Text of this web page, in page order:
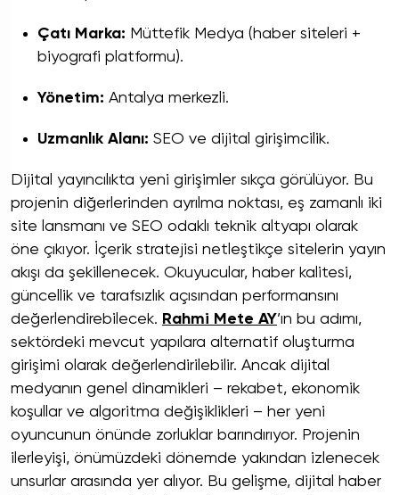
Çatı Marka: Müttefik Medya (haber siteleri +
biyografi platformu).
Yönetim: Antalya merkezli.
Uzmanlık Alanı: SEO ve dijital girişimcilik.
Dijital yayıncılıkta yeni girişimler sıkça görülüyor. Bu
projenin diğerlerinden ayrılma noktası, eş zamanlı iki
site lansmanı ve SEO odaklı teknik altyapı olarak
öne çıkıyor. İçerik stratejisi netleştikçe sitelerin yayın
akışı da şekillenecek. Okuyucular, haber kalitesi,
güncellik ve tarafsızlık açısından performansını
değerlendirebilecek. Rahmi Mete AY’ın bu adımı,
sektördeki mevcut yapılara alternatif oluşturma
girişimi olarak değerlendirilebilir. Ancak dijital
medyanın genel dinamikleri – rekabet, ekonomik
koşullar ve algoritma değişiklikleri – her yeni
oyuncunun önünde zorluklar barındırıyor. Projenin
ilerleyişi, önümüzdeki dönemde yakından izlenecek
unsurlar arasında yer alıyor. Bu gelişme, dijital haber